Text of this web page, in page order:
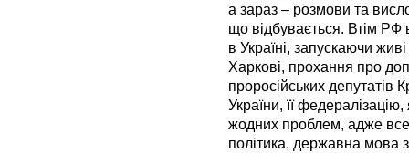
а зараз – розмови та
що відбувається. Втім РФ
в Україні, запускаючи
Харкові, прохання про
проросійських депутатів
України, її
жодних проблем, адже
політика, державна мова